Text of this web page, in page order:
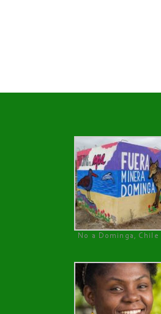
No a Dominga, Chile